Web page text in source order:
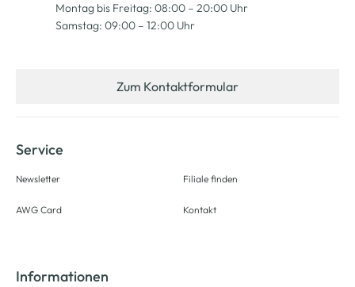
Montag bis Freitag: 08:00 – 20:00 Uhr
Samstag: 09:00 – 12:00 Uhr
Zum Kontaktformular
Service
Newsletter
AWG Card
Filiale finden
Kontakt
Informationen